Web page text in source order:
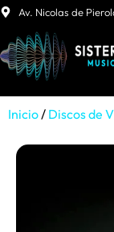
Av. Nicolas de
Inicio/ Discos de